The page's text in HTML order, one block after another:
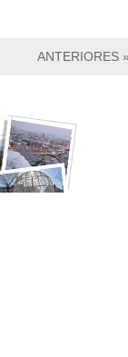
ANTERIORES